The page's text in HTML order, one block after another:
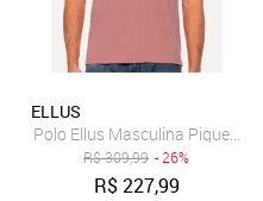
ELLUS
Polo Ellus Masculina Piquet
R$309,99 - 26%
R$227,99